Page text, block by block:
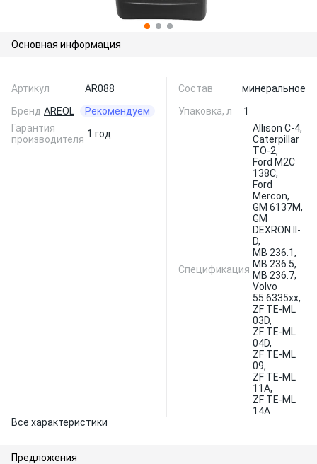
Основная информация
Артикул
AR088
Бренд AREOL
Рекомендуем
Гарантия
производителя 1 год
Состав
минеральное
Упаковка, л
1
Спецификация
Allison C-4,
Caterpillar
TO-2,
Ford M2C
138C,
Ford
Mercon,
GM 6137M,
GM
DEXRON II-
D,
MB 236.1,
MB 236.5,
MB 236.7,
Volvo
55.6335xx,
ZF TE-ML
03D,
ZF TE-ML
04D,
ZF TE-ML
09,
ZF TE-ML
11A,
ZF TE-ML
14A
Все характеристики
Предложения